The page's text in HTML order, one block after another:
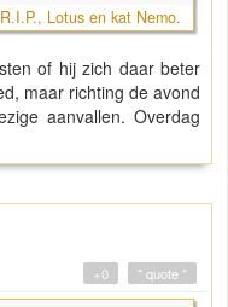
Lotus en kat Nemo.
of hij zich daar beter
maar richting de avond
aanvallen. Overdag
" quote "
+0